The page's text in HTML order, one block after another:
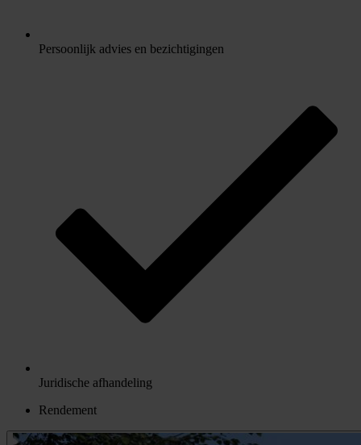
Persoonlijk advies en bezichtigingen
Juridische afhandeling
Rendement